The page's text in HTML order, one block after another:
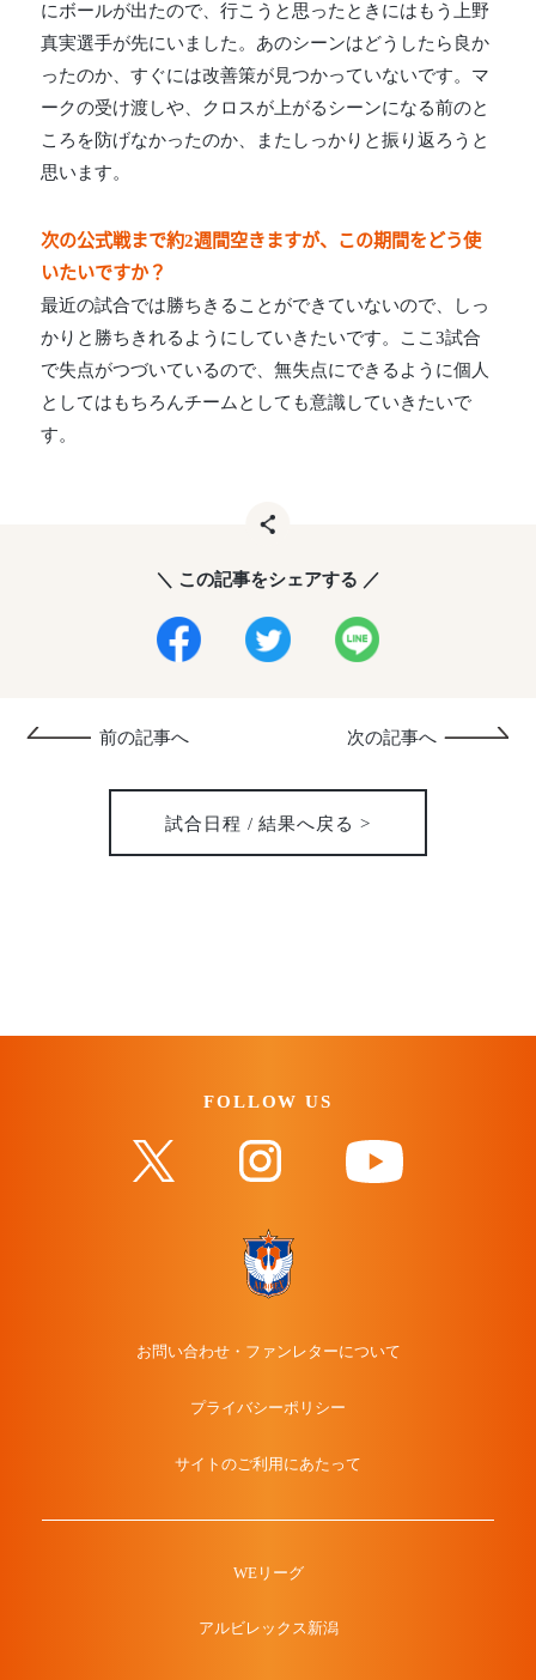
にボールが出たので、行こうと思ったときにはもう上野
真実選手が先にいました。あのシーンはどうしたら良か
ったのか、すぐには改善策が見つかっていないです。マ
ークの受け渡しや、クロスが上がるシーンになる前のと
ころを防げなかったのか、またしっかりと振り返ろうと
思います。
次の公式戦まで約2週間空きますが、この期間をどう使
いたいですか？
最近の試合では勝ちきることができていないので、しっ
かりと勝ちきれるようにしていきたいです。ここ3試合
で失点がつづいているので、無失点にできるように個人
としてはもちろんチームとしても意識していきたいで
す。
＼ この記事をシェアする ／
試合日程 / 結果へ戻る >
前の記事へ 次の記事へ
FOLLOW US
お問い合わせ・ファンレターについて
プライバシーポリシー
サイトのご利用にあたって
WEリーグ
アルビレックス新潟